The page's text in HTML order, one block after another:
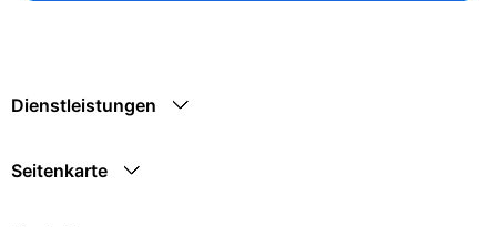
Dienstleistungen
Seitenkarte